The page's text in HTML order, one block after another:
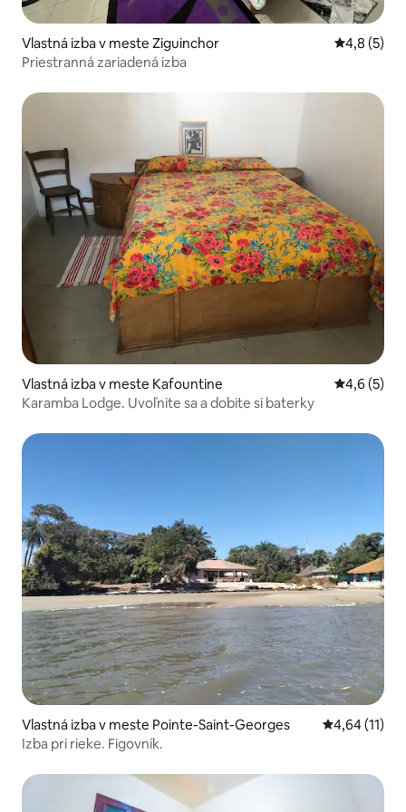
Vlastná izba v meste Ziguinchor Priemerné
4,8 (5)
Priestranná zariadená izba
Vlastná izba v meste Kafountine Priemerné
4,6 (5)
Karamba Lodge. Uvoľnite sa a dobite si baterky
Vlastná izba v meste Pointe-Saint-Georges Priemerné
4,64 (11)
Izba pri rieke. Figovník.